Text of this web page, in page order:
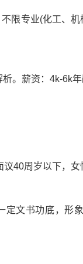
限专业(化工、机
。薪资：4k-6k
议40周岁以下，女
文书功底，形